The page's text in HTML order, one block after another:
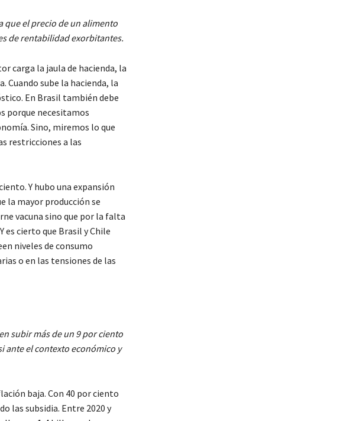
que el precio de un alimento
de rentabilidad exorbitantes.
carga la jaula de hacienda, la
Cuando sube la hacienda, la
En Brasil también debe
porque necesitamos
Sino, miremos lo que
restricciones a las
Y hubo una expansión
la mayor producción se
vacuna sino que por la falta
cierto que Brasil y Chile
niveles de consumo
o en las tensiones de las
subir más de un 9 por ciento
ante el contexto económico y
baja. Con 40 por ciento
las subsidia. Entre 2020 y